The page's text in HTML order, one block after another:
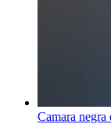
Camara negra